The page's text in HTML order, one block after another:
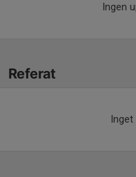
Ingen
Referat